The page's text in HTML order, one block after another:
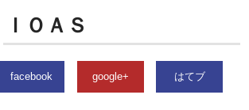
ＯＡＳ
facebook google+ はてブ